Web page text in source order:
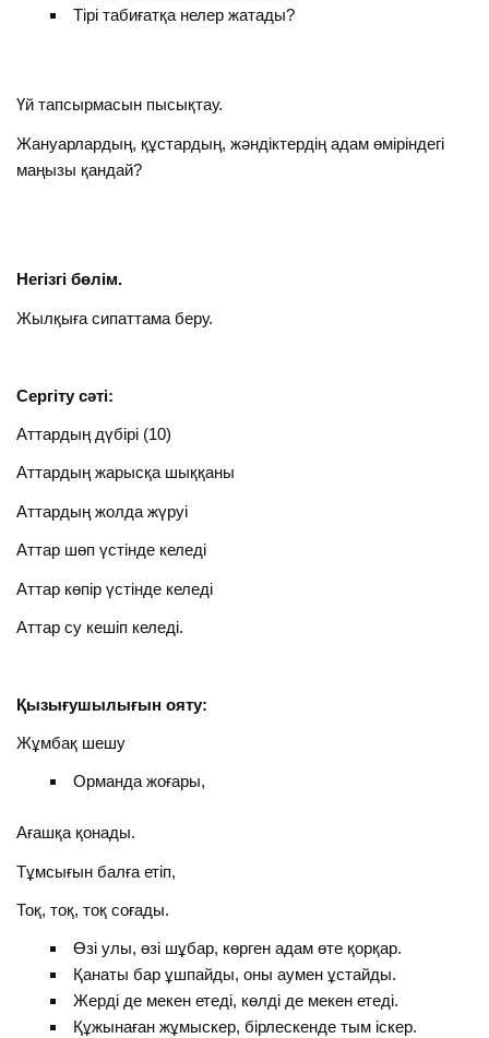
Тірі табиғатқа нелер жатады?
Үй тапсырмасын пысықтау.
Жануарлардың, құстардың, жәндіктердің адам өміріндегі
маңызы қандай?
Негізгі бөлім.
Жылқыға сипаттама беру.
Сергіту сәті:
Аттардың дүбірі (10)
Аттардың жарысқа шыққаны
Аттардың жолда жүруі
Аттар шөп үстінде келеді
Аттар көпір үстінде келеді
Аттар су кешіп келеді.
Қызығушылығын ояту:
Жұмбақ шешу
Орманда жоғары,
Ағашқа қонады.
Тұмсығын балға етіп,
Тоқ, тоқ, тоқ соғады.
Өзі улы, өзі шұбар, көрген адам өте қорқар.
Қанаты бар ұшпайды, оны аумен ұстайды.
Жерді де мекен етеді, көлді де мекен етеді.
Құжынаған жұмыскер, бірлескенде тым іскер.